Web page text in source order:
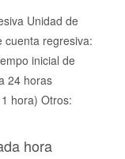
Unidad de
cuenta regresiva:
inicial de
24 horas
hora) Otros:
hora